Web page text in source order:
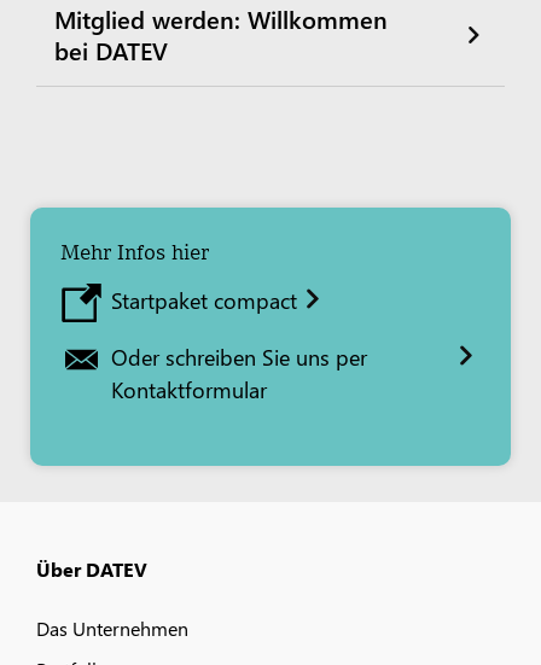
Mitglied werden: Willkommen
bei DATEV
Mehr Infos hier
Startpaket compact
Oder schreiben Sie uns per
Kontaktformular
Über DATEV
Das Unternehmen